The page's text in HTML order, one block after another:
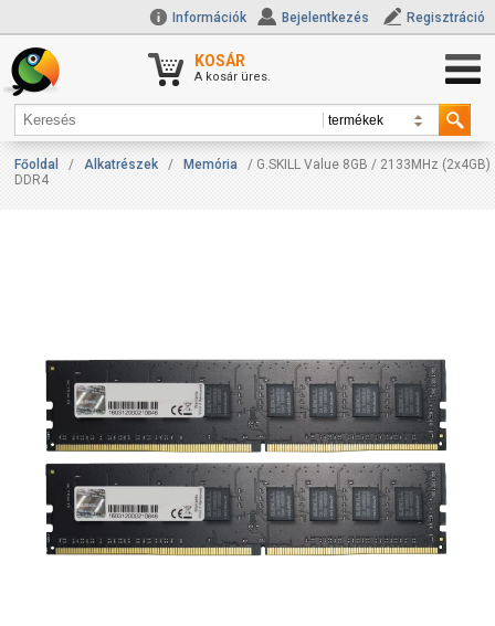
Információk Bejelentkezés Regisztráció
KOSÁR
A kosár üres.
Főoldal / Alkatrészek / Memória
/ G.SKILL Value 8GB / 2133MHz (2x4GB)
DDR4